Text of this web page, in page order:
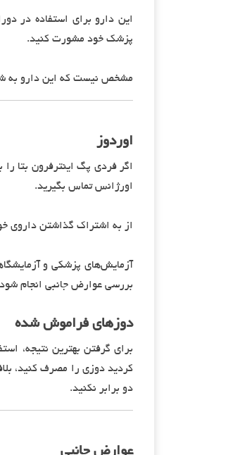
این دارو برای استفاده در
پزشک خود مشورت کنید.
مشخص نیست که این دارو به
اوردوز
اگر فردی پگ اینترفرون بتا
اورژانس تماس بگیرید.
از به اشتراک گذاشتن داروی
بررسی عوارض جانبی انجام
دوزهای فراموش شده
برای گرفتن بهترین نتیجه،
کردید دوزی را مصرف کنید،
دو برابر نکنید.
عوارض جانبی